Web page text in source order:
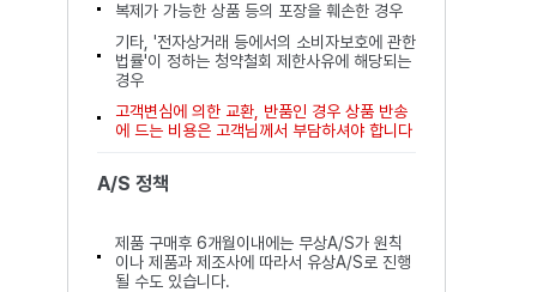
복제가 가능한 상품 등의 포장을 훼손한 경우
기타, '전자상거래 등에서의 소비자보호에 관한
법률'이 정하는 청약철회 제한사유에 해당되는
경우
고객변심에 의한 교환, 반품인 경우 상품 반송
에 드는 비용은 고객님께서 부담하셔야 합니다
A/S 정책
제품 구매후 6개월이내에는 무상A/S가 원칙
이나 제품과 제조사에 따라서 유상A/S로 진행
될 수도 있습니다.